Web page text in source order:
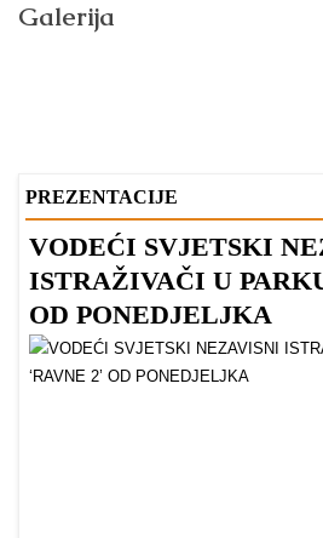
Galerija
PREZENTACIJE
VODEĆI SVJETSKI
ISTRAŽIVAČI U
OD PONEDJELJKA